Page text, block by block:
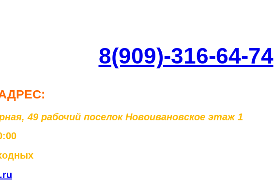
8(909)-316-64-74
49 рабочий поселок Новоивановское этаж 1